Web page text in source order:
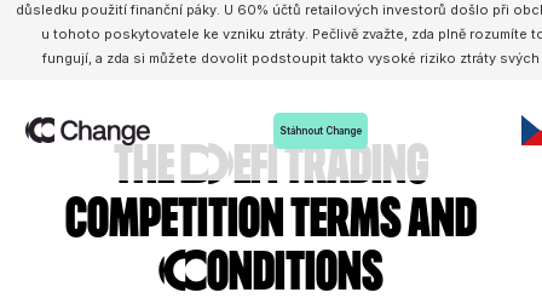
důsledku použití finanční páky. U 60% účtů retailových investorů došlo při
u tohoto poskytovatele ke vzniku ztráty. Pečlivě zvažte, zda plně rozumíte
fungují, a zda si můžete dovolit podstoupit takto vysoké riziko ztráty
Stáhnout Change
The DeFi trading
competition Terms and
Conditions